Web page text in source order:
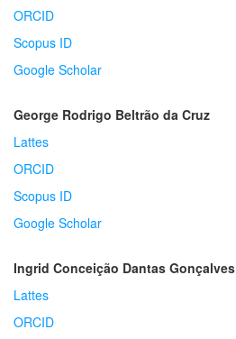
ORCID
Scopus ID
Google Scholar
George Rodrigo Beltrão da Cruz
Lattes
ORCID
Scopus ID
Google Scholar
Ingrid Conceição Dantas Gonçalves
Lattes
ORCID